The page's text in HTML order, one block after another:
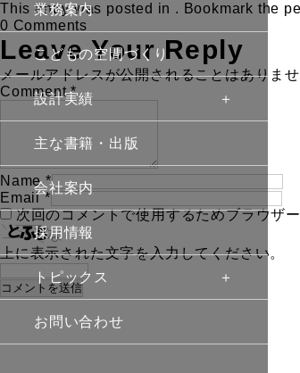
業務案内
こどもの空間づくり
設計実績
主な書籍・出版
会社案内
採用情報
トピックス
お問い合わせ
This entry was posted in . Bookmark the
0 Comments
Leave Your Reply
メールアドレスが公開されることはありませ
Comment *
Name *
Email *
次回のコメントで使用するためブラウザ
上に表示された文字を入力してください。